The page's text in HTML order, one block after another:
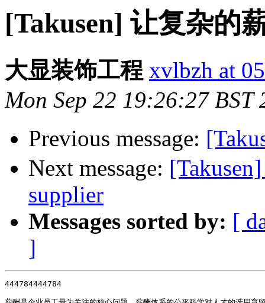
[Takusen] 让复杂的
大显装饰工程 xvlbzh at
Mon Sep 22 19:26:27 BST
Previous message:
Next message:
supplier
Messages sorted by: [
]
444784444784